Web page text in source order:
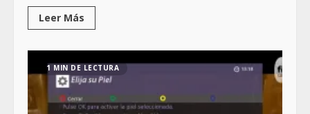
Leer Más
1 MIN DE LECTURA